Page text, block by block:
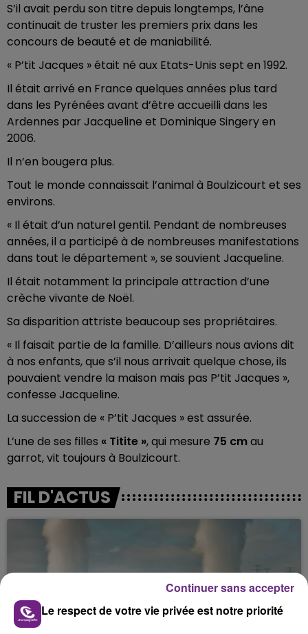
S’il avait perdu son titre depuis longtemps, l’âne
continuait de truster les premiers prix dans les
concours de beauté et de maniabilité.
« P’tit Jacques » était né aux Etats-Unis sept en 1992.
Il était arrivé en France quelques années plus tard
dans les Pyrénées avant d’être accueilli dans les
Ardennes par Jacqueline et Dominique Singery en
2006.
Il n’en bougera plus.
Tout le monde connaissait l’animal à Boulzicourt et ses
environs.
« Il était d’un naturel gentil. Pendant de nombreuses
années, il a participé à de nombreuses manifestations
dans tout le département », se souvient Jacqueline.
Il était notamment la principale attraction d’une
crèche vivante de Noël.
Sa disparition attriste beaucoup ses propriétaires.
« Il faisait partie de la famille. D’ailleurs nous avions dit
à nos enfants, que s’il nous arrivait quelque chose, ils
pouvaient vendre la maison mais pas P’tit Jacques »,
confesse Jacqueline.
La succession de « P’tit Jacques » est assurée.
L’une de ses filles « Titite », qui mesure 75 cmau
garrot, vit toujours à Boulzicourt.
FIL D'ACTUS
Le respect de votre vie privée est notre priorité
Continuer sans accepter